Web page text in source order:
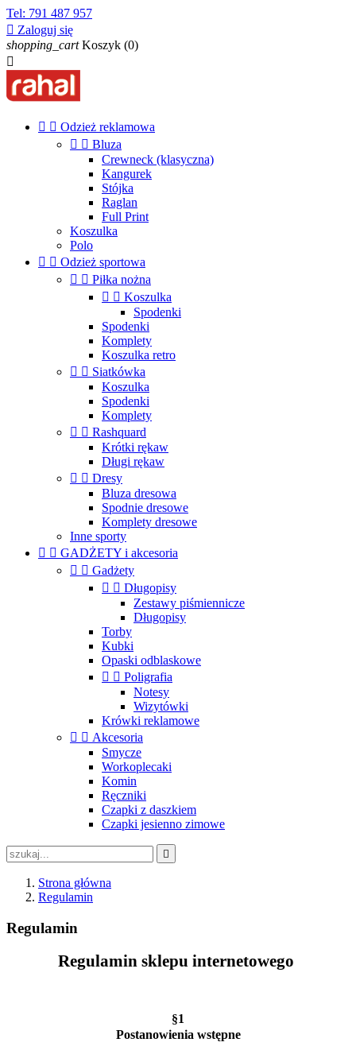
Tel: 791 487 957
 Zaloguj się
shopping_cart Koszyk (0)

  Odzież reklamowa
  Bluza
Crewneck (klasyczna)
Kangurek
Stójka
Raglan
Full Print
Koszulka
Polo
  Odzież sportowa
  Piłka nożna
  Koszulka
Spodenki
Spodenki
Komplety
Koszulka retro
  Siatkówka
Koszulka
Spodenki
Komplety
  Rashquard
Krótki rękaw
Długi rękaw
  Dresy
Bluza dresowa
Spodnie dresowe
Komplety dresowe
Inne sporty
  GADŻETY i akcesoria
  Gadżety
  Długopisy
Zestawy piśmiennicze
Długopisy
Torby
Kubki
Opaski odblaskowe
  Poligrafia
Notesy
Wizytówki
Krówki reklamowe
  Akcesoria
Smycze
Workoplecaki
Komin
Ręczniki
Czapki z daszkiem
Czapki jesienno zimowe

Strona główna
Regulamin
Regulamin
Regulamin sklepu internetowego
§1
Postanowienia wstępne